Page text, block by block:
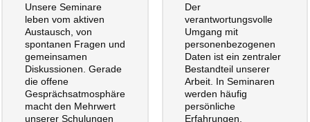
Unsere Seminare
leben vom aktiven
Austausch, von
spontanen Fragen und
gemeinsamen
Diskussionen. Gerade
die offene
Gesprächsatmosphäre
macht den Mehrwert
unserer Schulungen
Der
verantwortungsvolle
Umgang mit
personenbezogenen
Daten ist ein zentraler
Bestandteil unserer
Arbeit. In Seminaren
werden häufig
persönliche
Erfahrungen,